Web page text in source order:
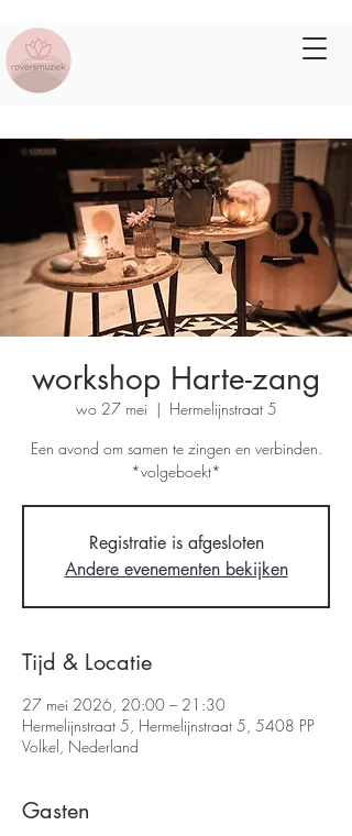
workshop Harte-zang
wo 27 mei
  |
Hermelijnstraat 5
Een avond om samen te zingen en verbinden.
*volgeboekt*
Registratie is afgesloten
Andere evenementen bekijken
Tijd & Locatie
27 mei 2026, 20:00 – 21:30
Hermelijnstraat 5, Hermelijnstraat 5, 5408 PP
Volkel, Nederland
Gasten